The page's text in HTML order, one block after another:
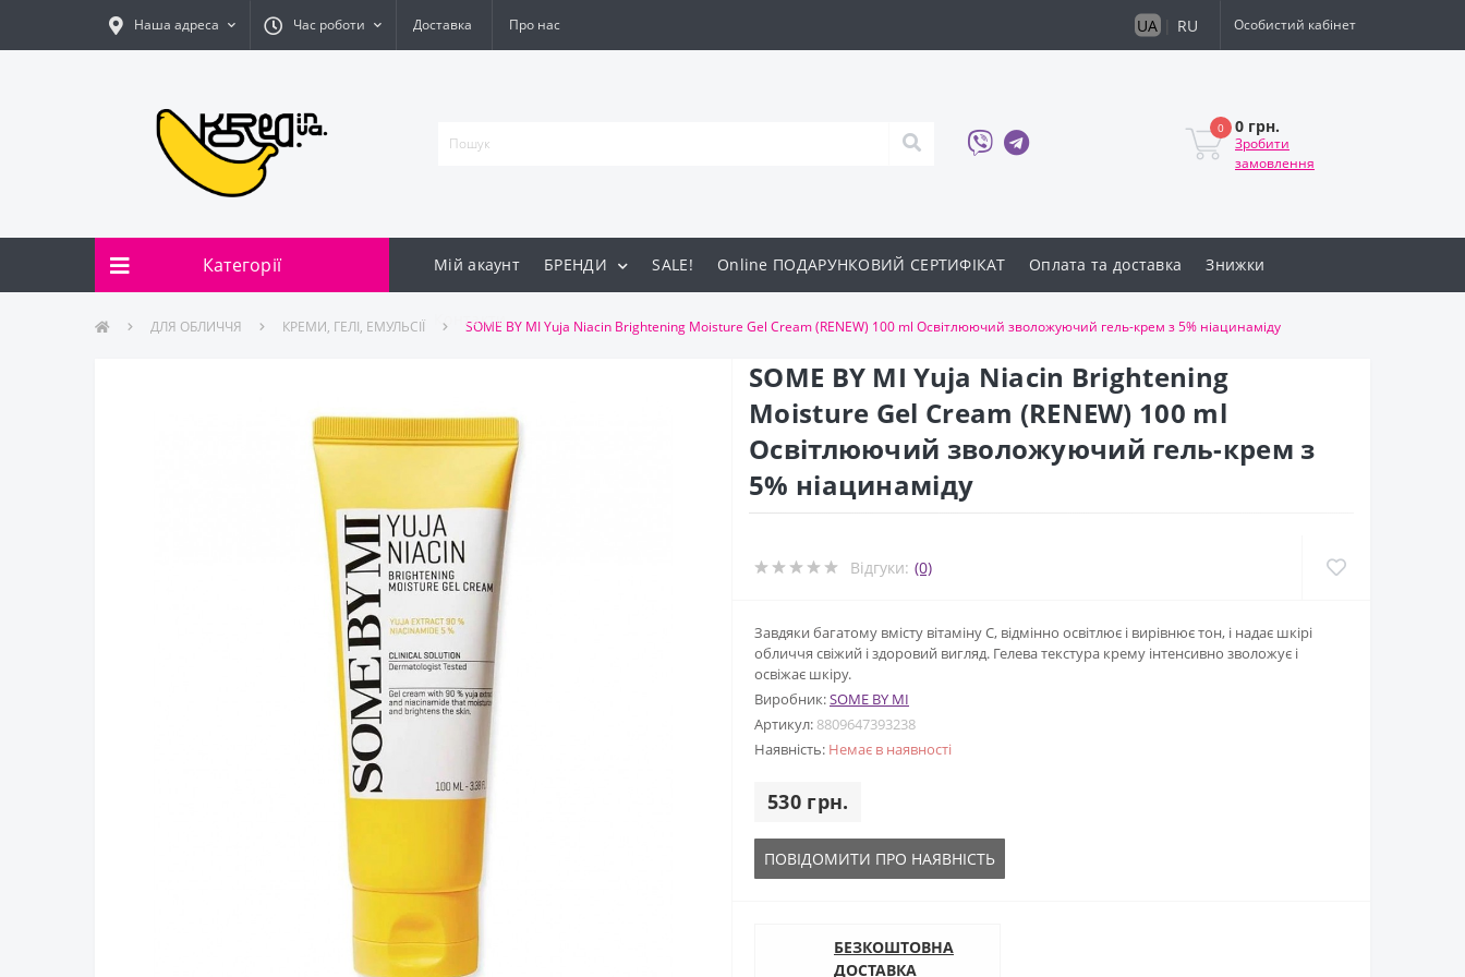
Наша адреса Час роботи Доставка Про нас UA RU Особистий кабінет
0 0 грн.
Зробити
замовлення
Категорії Мій акаунт БРЕНДИ SALE! Online ПОДАРУНКОВИЙ СЕРТИФІКАТ Оплата та доставка Знижки
Контакти
ДЛЯ ОБЛИЧЧЯ КРЕМИ, ГЕЛІ, ЕМУЛЬСІЇ SOME BY MI Yuja Niacin Brightening Moisture Gel Cream (RENEW) 100 ml Освітлюючий зволожуючий гель-крем з 5% ніацинаміду
SOME BY MI Yuja Niacin Brightening
Moisture Gel Cream (RENEW) 100 ml
Освітлюючий зволожуючий гель-крем з
5% ніацинаміду
Відгуки: (0)
Завдяки багатому вмісту вітаміну С, відмінно освітлює і вирівнює тон, і надає шкірі
обличчя свіжий і здоровий вигляд. Гелева текстура крему інтенсивно зволожує і
освіжає шкіру.
Виробник:SOME BY MI
Артикул: 8809647393238
Наявність: Немає в наявності
530 грн.
ПОВІДОМИТИ ПРО НАЯВНІСТЬ
БЕЗКОШТОВНА
ДОСТАВКА